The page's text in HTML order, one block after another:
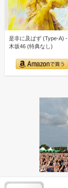
是非に及ばず (Type-A) -
木坂46 (特典なし)